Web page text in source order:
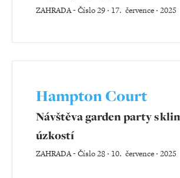
ZAHRADA-Číslo 29 ‧ 17. července ‧ 2025
Hampton Court
Návštěva garden party s
úzkostí
ZAHRADA-Číslo 28 ‧ 10. července ‧ 2025